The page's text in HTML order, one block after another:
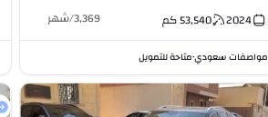
Turbocharged 2.0L I4
2024
53,540كم 3,369
/شهر
مواصفات سعودي•متاحة للتمويل